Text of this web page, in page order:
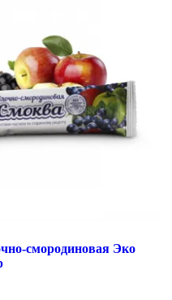
смородиновая Эко